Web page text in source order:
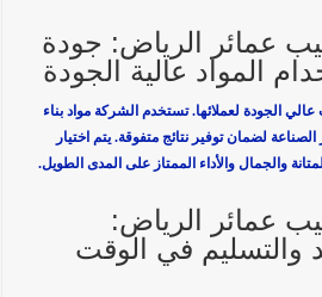
عمائر الرياض: جودة
المواد عالية الجودة
الجودة لعملائها. تستخدم الشركة مواد بناء
لضمان توفير نتائج متفوقة. يتم اختيار
والجمال والأداء الممتاز على المدى الطويل.
عمائر الرياض:
والتسليم في الوقت